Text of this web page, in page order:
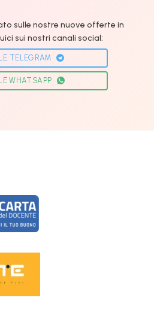
sulle nostre nuove offerte in
sui nostri canali social:
TELEGRAM
WHATSAPP